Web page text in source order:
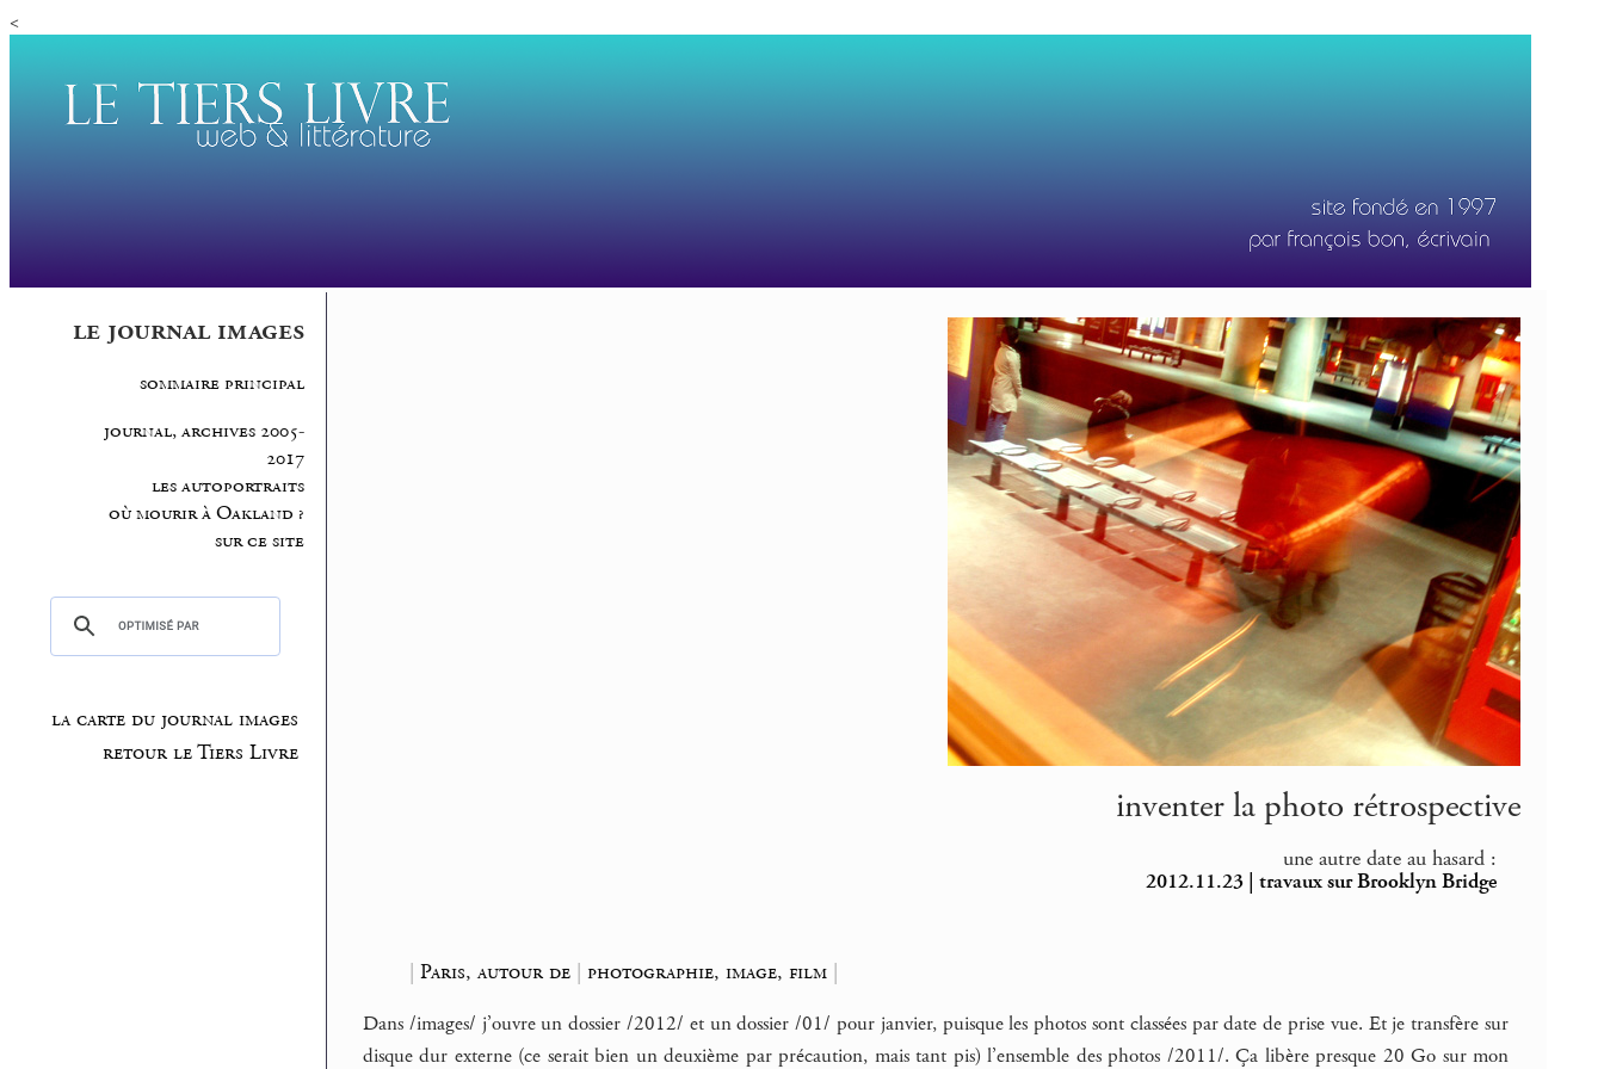
<
le journal images
sommaire principal
journal, archives 2005-
2017
les autoportraits
où mourir à Oakland ?
sur ce site
la carte du journal images
retour le Tiers Livre
inventer la photo rétrospective
une autre date au hasard :
2012.11.23 | travaux sur Brooklyn Bridge
|Paris, autour de |photographie, image, film |
Dans /images/ j’ouvre un dossier /2012/ et un dossier /01/ pour janvier, puisque les photos sont classées par date de prise vue. Et je transfère sur
disque dur externe (ce serait bien un deuxième par précaution, mais tant pis) l’ensemble des photos /2011/. Ça libère presque 20 Go sur mon